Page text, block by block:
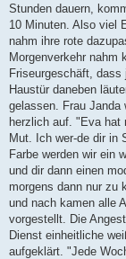
Stunden dauern,
10 Minuten. Also viel
nahm ihre rote
Morgenverkehr nahm
Friseurgeschäft,
Haustür daneben
gelassen. Frau Janda
herzlich auf. "Eva hat
Mut. Ich wer-de dir in
Farbe werden wir ein
und dir dann einen
morgens dann nur zu
und nach kamen alle
vorgestellt. Die
Dienst einheitliche
aufgeklärt. "Jede